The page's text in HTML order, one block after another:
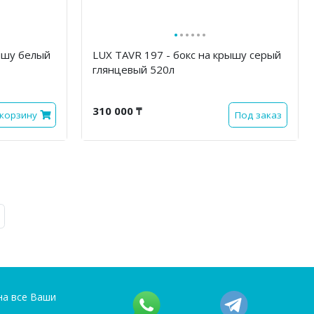
белый
······
LUX TAVR 197 - бокс на крышу серый
глянцевый 520л
310 000 ₸ Под заказ